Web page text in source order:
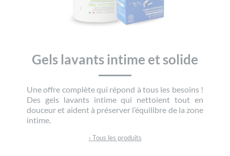
Gels lavants intime et solide
Une offre complète qui répond à tous les besoins !
Des gels lavants intime qui nettoient tout en
douceur et aident à préserver l’équilibre de la zone
intime.
› Tous les produits